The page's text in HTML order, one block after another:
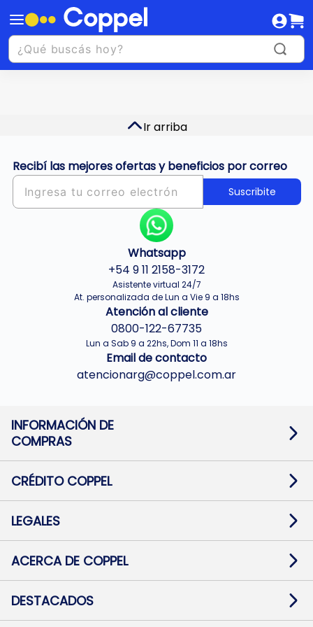
Ir arriba
Recibí las mejores ofertas y beneficios por correo
Suscribite
Whatsapp
+54 9 11 2158-3172
Asistente virtual 24/7
At. personalizada de Lun a Vie 9 a 18hs
Atención al cliente
0800-122-67735
Lun a Sab 9 a 22hs, Dom 11 a 18hs
Email de contacto
atencionarg@coppel.com.ar
INFORMACIÓN DE
COMPRAS
Términos y condiciones
Botón de arrepentimiento
Mapa de sitio
CRÉDITO COPPEL
Solicitar Crédito
Medios de Pago
Pago Fácil Online
LEGALES
Baja contratos
Defensa al consumidor CABA
ACERCA DE COPPEL
Trabajá con Nosotros
Preguntas Frecuentes
DESTACADOS